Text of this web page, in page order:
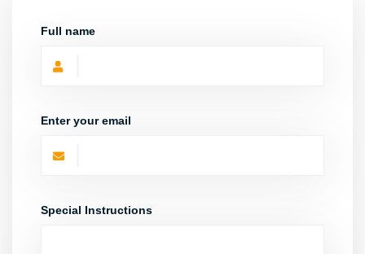
Full name
Enter your email
Special Instructions